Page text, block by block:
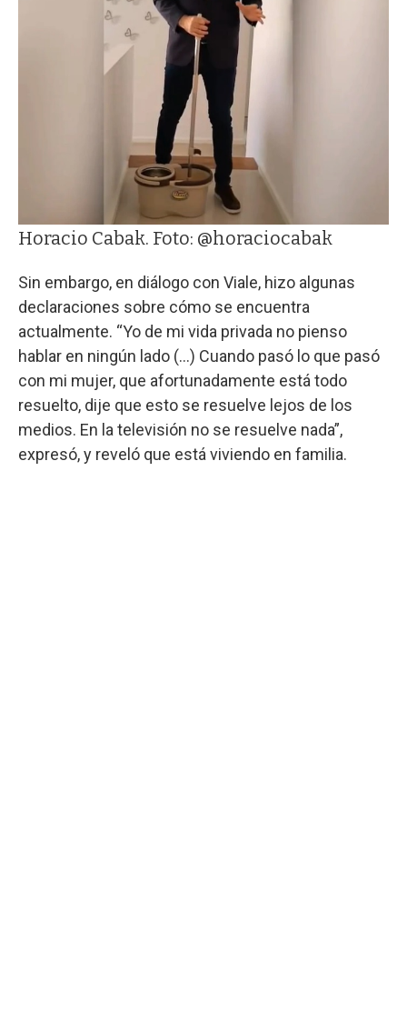
Horacio Cabak. Foto: @horaciocabak
Sin embargo, en diálogo con Viale, hizo algunas
declaraciones sobre cómo se encuentra
actualmente. “Yo de mi vida privada no pienso
hablar en ningún lado (...) Cuando pasó lo que pasó
con mi mujer, que afortunadamente está todo
resuelto, dije que esto se resuelve lejos de los
medios. En la televisión no se resuelve nada”,
expresó, y reveló que está viviendo en familia.